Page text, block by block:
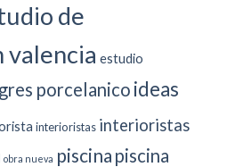
de
valencia estudio
gres porcelanico ideas
interioristas interioristas
obra nueva piscina piscina